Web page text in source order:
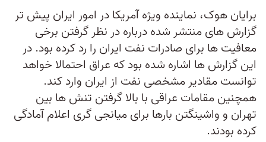
برایان هوک، نماینده ویژه آمریکا در امور ایران پیش تر
گزارش های منتشر شده درباره در نظر گرفتن برخی
معافیت ها برای صادرات نفت ایران را رد کرده بود. در
این گزارش ها اشاره شده بود که عراق احتمالا خواهد
توانست مقادیر مشخصی نفت از ایران وارد کند.
همچنین مقامات عراقی با بالا گرفتن تنش ها بین
تهران و واشینگتن بارها برای میانجی گری اعلام آمادگی
کرده بودند.